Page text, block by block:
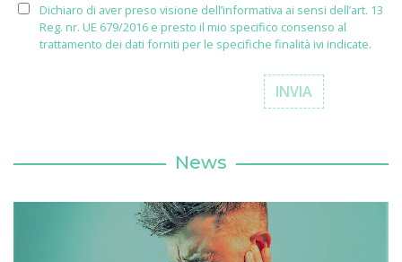
Dichiaro di aver preso visione dell’informativa ai sensi dell’art. 13
Reg. nr. UE 679/2016 e presto il mio specifico consenso al
trattamento dei dati forniti per le specifiche finalità ivi indicate.
News